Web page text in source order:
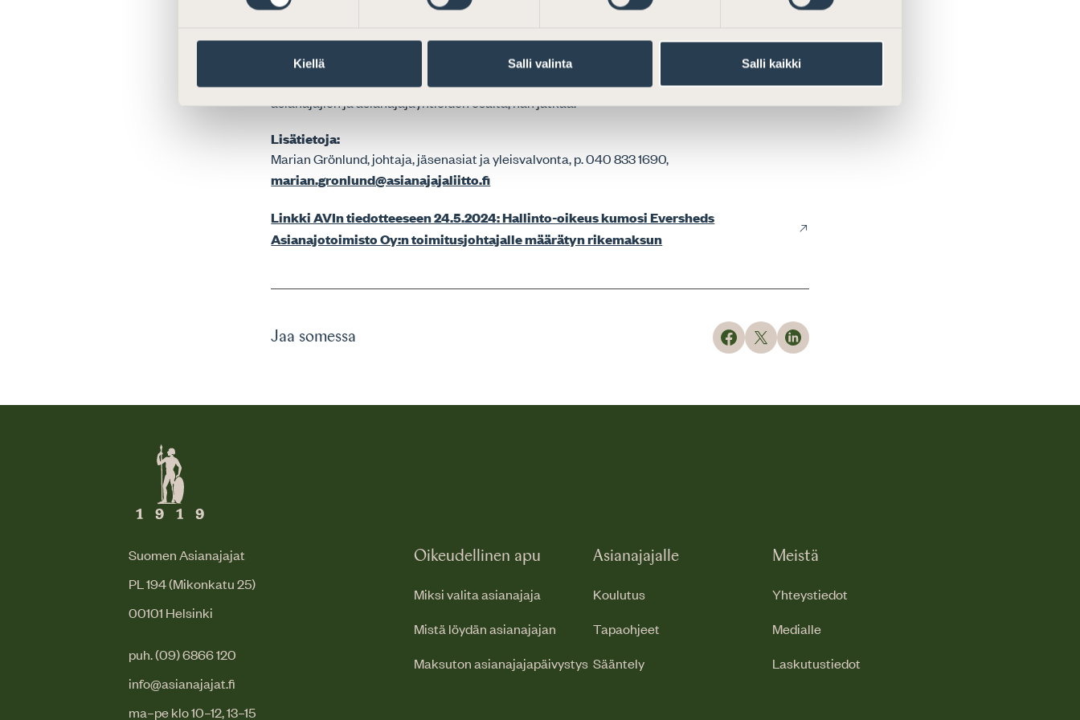
Kiellä Salli valinta Salli kaikki
asianajotoimistossa jokaisen asianajajan tulisi henkilökohtaisesti laatia oma riskiarvio, on
erittäin ongelmallinen, yleisvalvonnasta vastaava johtaja
toteaa.
Rahanpesulaki vaatisikin uudistamista siltä osin, kehen lain mukaiset velvoitteet kohdistuvat
asianajajien ja asianajajayhtiöiden osalta, hän jatkaa.
Lisätietoja:
Marian Grönlund, johtaja, jäsenasiat ja yleisvalvonta, p. 040 833 1690,
marian.gronlund@asianajajaliitto.fi
Linkki AVIn tiedotteeseen 24.5.2024: Hallinto-oikeus kumosi Eversheds
Asianajotoimisto Oy:n toimitusjohtajalle määrätyn rikemaksun
Jaa somessa
Suomen Asianajajat
PL 194 (Mikonkatu 25)
00101 Helsinki
puh. (09) 6866 120
info@asianajajat.fi
ma–pe klo 10–12, 13–15
Oikeudellinen apu
Miksi valita asianajaja
Mistä löydän asianajajan
Maksuton asianajajapäivystys
Asianajajalle
Koulutus
Tapaohjeet
Sääntely
Meistä
Yhteystiedot
Medialle
Laskutustiedot